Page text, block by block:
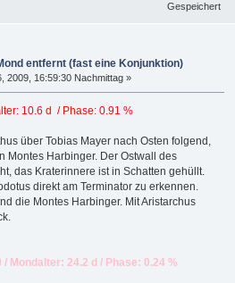
Gespeichert
entfernt (fast eine Konjunktion)
2009, 16:59:30 Nachmittag »
10.6 d / Phase: 0.91 %
über Tobias Mayer nach Osten folgend,
Montes Harbinger. Der Ostwall des
das Kraterinnere ist in Schatten gehüllt.
direkt am Terminator zu erkennen.
die Montes Harbinger. Mit Aristarchus
Mondalter: 24.2 d / Phase: 0.24 %